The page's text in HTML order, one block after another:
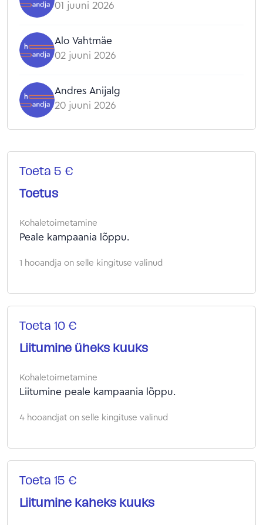
01 juuni 2026
Alo Vahtmäe
02 juuni 2026
Andres Anijalg
20 juuni 2026
Toeta 5 €
Toetus
Kohaletoimetamine
Peale kampaania lõppu.
1 hooandja on selle kingituse valinud
Toeta 10 €
Liitumine üheks kuuks
Kohaletoimetamine
Liitumine peale kampaania lõppu.
4 hooandjat on selle kingituse valinud
Toeta 15 €
Liitumine kaheks kuuks